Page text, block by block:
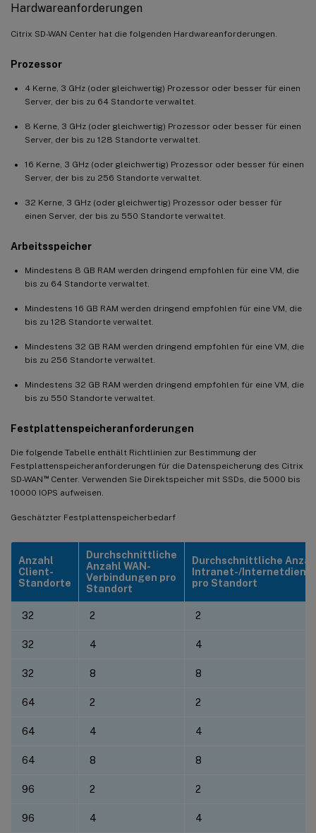
Hardwareanforderungen
Citrix SD-WAN Center hat die folgenden Hardwareanforderungen.
Prozessor
4 Kerne, 3 GHz (oder gleichwertig) Prozessor oder besser für einen
Server, der bis zu 64 Standorte verwaltet.
8 Kerne, 3 GHz (oder gleichwertig) Prozessor oder besser für einen
Server, der bis zu 128 Standorte verwaltet.
16 Kerne, 3 GHz (oder gleichwertig) Prozessor oder besser für einen
Server, der bis zu 256 Standorte verwaltet.
32 Kerne, 3 GHz (oder gleichwertig) Prozessor oder besser für
einen Server, der bis zu 550 Standorte verwaltet.
Arbeitsspeicher
Mindestens 8 GB RAM werden dringend empfohlen für eine VM, die
bis zu 64 Standorte verwaltet.
Mindestens 16 GB RAM werden dringend empfohlen für eine VM, die
bis zu 128 Standorte verwaltet.
Mindestens 32 GB RAM werden dringend empfohlen für eine VM, die
bis zu 256 Standorte verwaltet.
Mindestens 32 GB RAM werden dringend empfohlen für eine VM, die
bis zu 550 Standorte verwaltet.
Festplattenspeicheranforderungen
Die folgende Tabelle enthält Richtlinien zur Bestimmung der
Festplattenspeicheranforderungen für die Datenspeicherung des Citrix
SD-WAN ™Center. Verwenden Sie Direktspeicher mit SSDs, die 5000 bis
10000 IOPS aufweisen.
Geschätzter Festplattenspeicherbedarf
Anzahl
Client-
Standorte
Durchschnittliche
Anzahl WAN-
Verbindungen pro
Standort
Durchschnittliche
Intranet-/
pro Standort
32 2 2
32 4 4
32 8 8
64 2 2
64 4 4
64 8 8
96 2 2
96 4 4